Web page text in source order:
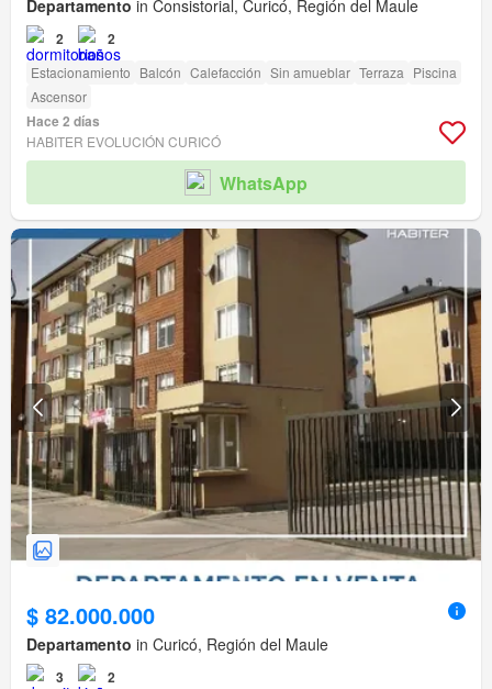
Departamento in Consistorial, Curicó, Región del Maule
2 2
Estacionamiento Balcón Calefacción Sin amueblar Terraza Piscina
Ascensor
Hace 2 días
HABITER EVOLUCIÓN CURICÓ
WhatsApp
$ 82.000.000
Departamento in Curicó, Región del Maule
3 2